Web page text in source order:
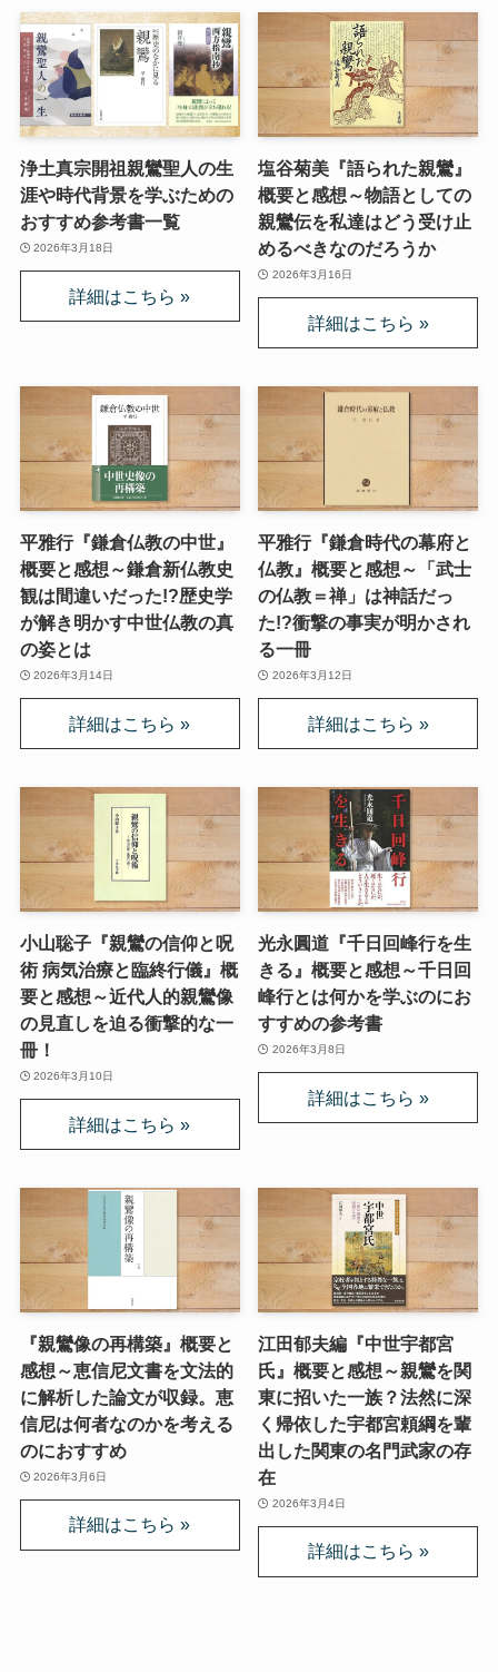
浄土真宗開祖親鸞聖人の生
涯や時代背景を学ぶための
おすすめ参考書一覧
2026年3月18日
塩谷菊美『語られた親鸞』
概要と感想～物語としての
親鸞伝を私達はどう受け止
めるべきなのだろうか
2026年3月16日
平雅行『鎌倉仏教の中世』
概要と感想～鎌倉新仏教史
観は間違いだった!?歴史学
が解き明かす中世仏教の真
の姿とは
2026年3月14日
平雅行『鎌倉時代の幕府と
仏教』概要と感想～「武士
の仏教＝禅」は神話だっ
た!?衝撃の事実が明かされ
る一冊
2026年3月12日
小山聡子『親鸞の信仰と呪
術 病気治療と臨終行儀』概
要と感想～近代人的親鸞像
の見直しを迫る衝撃的な一
冊！
2026年3月10日
光永圓道『千日回峰行を生
きる』概要と感想～千日回
峰行とは何かを学ぶのにお
すすめの参考書
2026年3月8日
『親鸞像の再構築』概要と
感想～恵信尼文書を文法的
に解析した論文が収録。恵
信尼は何者なのかを考える
のにおすすめ
2026年3月6日
江田郁夫編『中世宇都宮
氏』概要と感想～親鸞を関
東に招いた一族？法然に深
く帰依した宇都宮頼綱を輩
出した関東の名門武家の存
在
2026年3月4日